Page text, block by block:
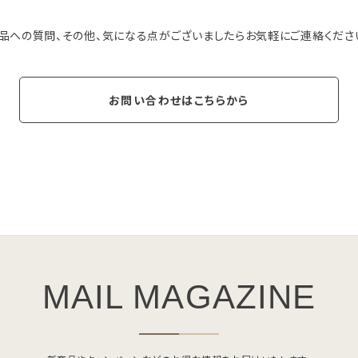
への質問、その他、気になる点がございましたらお気軽にご連絡くださ
お問い合わせはこちらから
MAIL MAGAZINE